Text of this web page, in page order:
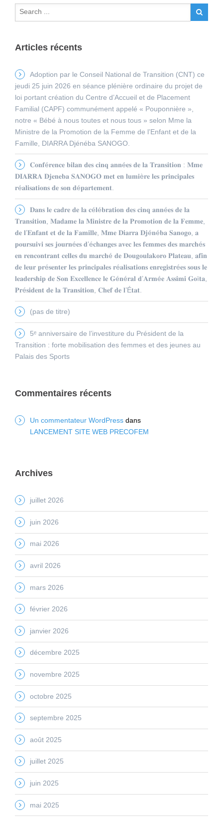
Articles récents
Adoption par le Conseil National de Transition (CNT) ce
jeudi 25 juin 2026 en séance plénière ordinaire du projet de
loi portant création du Centre d’Accueil et de Placement
Familial (CAPF) communément appelé « Pouponnière »,
notre « Bébé à nous toutes et nous tous » selon Mme la
Ministre de la Promotion de la Femme de l’Enfant et de la
Famille, DIARRA Djénéba SANOGO.
𝐂𝐨𝐧𝐟é𝐫𝐞𝐧𝐜𝐞 𝐛𝐢𝐥𝐚𝐧 𝐝𝐞𝐬 𝐜𝐢𝐧𝐪 𝐚𝐧𝐧é𝐞𝐬 𝐝𝐞 𝐥𝐚 𝐓𝐫𝐚𝐧𝐬𝐢𝐭𝐢𝐨𝐧 : 𝐌𝐦𝐞
𝐃𝐈𝐀𝐑𝐑𝐀 𝐃𝐣𝐞𝐧𝐞𝐛𝐚 𝐒𝐀𝐍𝐎𝐆𝐎 𝐦𝐞𝐭 𝐞𝐧 𝐥𝐮𝐦𝐢è𝐫𝐞 𝐥𝐞𝐬 𝐩𝐫𝐢𝐧𝐜𝐢𝐩𝐚𝐥𝐞𝐬
𝐫é𝐚𝐥𝐢𝐬𝐚𝐭𝐢𝐨𝐧𝐬 𝐝𝐞 𝐬𝐨𝐧 𝐝é𝐩𝐚𝐫𝐭𝐞𝐦𝐞𝐧𝐭.
𝐃𝐚𝐧𝐬 𝐥𝐞 𝐜𝐚𝐝𝐫𝐞 𝐝𝐞 𝐥𝐚 𝐜é𝐥é𝐛𝐫𝐚𝐭𝐢𝐨𝐧 𝐝𝐞𝐬 𝐜𝐢𝐧𝐪 𝐚𝐧𝐧é𝐞𝐬 𝐝𝐞 𝐥𝐚
𝐓𝐫𝐚𝐧𝐬𝐢𝐭𝐢𝐨𝐧, 𝐌𝐚𝐝𝐚𝐦𝐞 𝐥𝐚 𝐌𝐢𝐧𝐢𝐬𝐭𝐫𝐞 𝐝𝐞 𝐥𝐚 𝐏𝐫𝐨𝐦𝐨𝐭𝐢𝐨𝐧 𝐝𝐞 𝐥𝐚 𝐅𝐞𝐦𝐦𝐞,
𝐝𝐞 𝐥’𝐄𝐧𝐟𝐚𝐧𝐭 𝐞𝐭 𝐝𝐞 𝐥𝐚 𝐅𝐚𝐦𝐢𝐥𝐥𝐞, 𝐌𝐦𝐞 𝐃𝐢𝐚𝐫𝐫𝐚 𝐃𝐣é𝐧é𝐛𝐚 𝐒𝐚𝐧𝐨𝐠𝐨, 𝐚
𝐩𝐨𝐮𝐫𝐬𝐮𝐢𝐯𝐢 𝐬𝐞𝐬 𝐣𝐨𝐮𝐫𝐧é𝐞𝐬 𝐝’é𝐜𝐡𝐚𝐧𝐠𝐞𝐬 𝐚𝐯𝐞𝐜 𝐥𝐞𝐬 𝐟𝐞𝐦𝐦𝐞𝐬 𝐝𝐞𝐬 𝐦𝐚𝐫𝐜𝐡é𝐬
𝐞𝐧 𝐫𝐞𝐧𝐜𝐨𝐧𝐭𝐫𝐚𝐧𝐭 𝐜𝐞𝐥𝐥𝐞𝐬 𝐝𝐮 𝐦𝐚𝐫𝐜𝐡é 𝐝𝐞 𝐃𝐨𝐮𝐠𝐨𝐮𝐥𝐚𝐤𝐨𝐫𝐨 𝐏𝐥𝐚𝐭𝐞𝐚𝐮, 𝐚𝐟𝐢𝐧
𝐝𝐞 𝐥𝐞𝐮𝐫 𝐩𝐫é𝐬𝐞𝐧𝐭𝐞𝐫 𝐥𝐞𝐬 𝐩𝐫𝐢𝐧𝐜𝐢𝐩𝐚𝐥𝐞𝐬 𝐫é𝐚𝐥𝐢𝐬𝐚𝐭𝐢𝐨𝐧𝐬 𝐞𝐧𝐫𝐞𝐠𝐢𝐬𝐭𝐫é𝐞𝐬 𝐬𝐨𝐮𝐬 𝐥𝐞
𝐥𝐞𝐚𝐝𝐞𝐫𝐬𝐡𝐢𝐩 𝐝𝐞 𝐒𝐨𝐧 𝐄𝐱𝐜𝐞𝐥𝐥𝐞𝐧𝐜𝐞 𝐥𝐞 𝐆é𝐧é𝐫𝐚𝐥 𝐝’𝐀𝐫𝐦é𝐞 𝐀𝐬𝐬𝐢𝐦𝐢 𝐆𝐨ï𝐭𝐚,
𝐏𝐫é𝐬𝐢𝐝𝐞𝐧𝐭 𝐝𝐞 𝐥𝐚 𝐓𝐫𝐚𝐧𝐬𝐢𝐭𝐢𝐨𝐧, 𝐂𝐡𝐞𝐟 𝐝𝐞 𝐥’É𝐭𝐚𝐭.
(pas de titre)
5ᵉ anniversaire de l’investiture du Président de la
Transition : forte mobilisation des femmes et des jeunes au
Palais des Sports
Commentaires récents
Un commentateur WordPress dans
LANCEMENT SITE WEB PRECOFEM
Archives
juillet 2026
juin 2026
mai 2026
avril 2026
mars 2026
février 2026
janvier 2026
décembre 2025
novembre 2025
octobre 2025
septembre 2025
août 2025
juillet 2025
juin 2025
mai 2025